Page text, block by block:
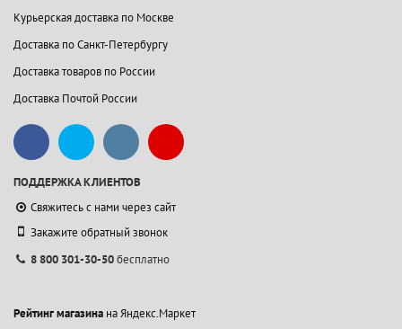
Курьерская доставка по Москве
Доставка по Санкт-Петербургу
Доставка товаров по России
Доставка Почтой России
ПОДДЕРЖКА КЛИЕНТОВ
Свяжитесь с нами через сайт
Закажите обратный звонок
8 800 301-30-50бесплатно
Рейтинг магазина на Яндекс.Маркет